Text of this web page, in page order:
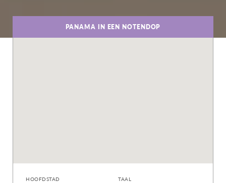
PANAMA IN EEN NOTENDOP
HOOFDSTAD TAAL